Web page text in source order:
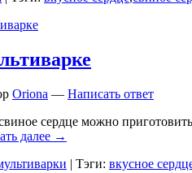
Oriona — Написать ответ
сердце можно
далее →
| Тэги: вкусное